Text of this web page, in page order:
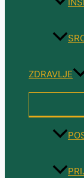
ZDRAVLJE